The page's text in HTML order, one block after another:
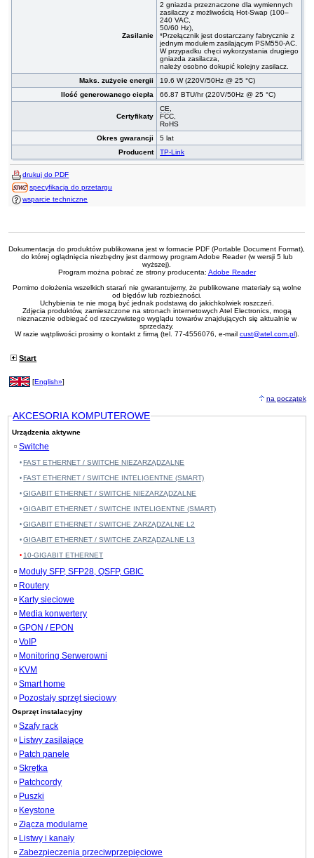
Zasilanie
2 gniazda przeznaczone dla wymiennych
zasilaczy z możliwością Hot-Swap (100–
240 VAC,
50/60 Hz),
*Przełącznik jest dostarczany fabrycznie z
jednym modułem zasilającym PSM550-AC.
W przypadku chęci wykorzystania drugiego
gniazda zasilacza,
należy osobno dokupić kolejny zasilacz.
Maks. zużycie energii
19.6 W (220V/50Hz @ 25 °C)
Ilość generowanego ciepła
66.87 BTU/hr (220V/50Hz @ 25 °C)
Certyfikaty
CE,
FCC,
RoHS
Okres gwarancji
5 lat
Producent
TP-Link
drukuj do PDF
specyfikacja do przetargu
wsparcie techniczne
Dokumentacja do produktów publikowana jest w formacie PDF (Portable Document Format),
do której oglądnięcia niezbędny jest darmowy program Adobe Reader (w wersji 5 lub
wyższej).
Program można pobrać ze strony producenta: Adobe Reader
Pomimo dołożenia wszelkich starań nie gwarantujemy, że publikowane materiały są wolne
od błędów lub rozbieżności.
Uchybienia te nie mogą być jednak podstawą do jakichkolwiek roszczeń.
Zdjęcia produktów, zamieszczone na stronach internetowych Atel Electronics, mogą
nieznacznie odbiegać od rzeczywistego wyglądu towarów znajdujących się aktualnie w
sprzedaży.
W razie wątpliwości prosimy o kontakt z firmą (tel. 77-4556076, e-mail cust@atel.com.pl).
Start
[English»]
na początek
AKCESORIA KOMPUTEROWE
Urządzenia aktywne
Switche
FAST ETHERNET / SWITCHE NIEZARZĄDZALNE
FAST ETHERNET / SWITCHE INTELIGENTNE (SMART)
GIGABIT ETHERNET / SWITCHE NIEZARZĄDZALNE
GIGABIT ETHERNET / SWITCHE INTELIGENTNE (SMART)
GIGABIT ETHERNET / SWITCHE ZARZĄDZALNE L2
GIGABIT ETHERNET / SWITCHE ZARZĄDZALNE L3
10-GIGABIT ETHERNET
Moduły SFP, SFP28, QSFP, GBIC
Routery
Karty sieciowe
Media konwertery
GPON / EPON
VoIP
Monitoring Serwerowni
KVM
Smart home
Pozostały sprzęt sieciowy
Osprzęt instalacyjny
Szafy rack
Listwy zasilające
Patch panele
Skrętka
Patchcordy
Puszki
Keystone
Złącza modularne
Listwy i kanały
Zabezpieczenia przeciwprzepięciowe